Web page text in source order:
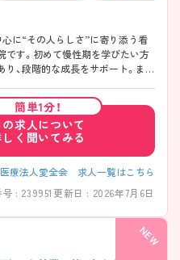
心に“その人らしさ”に寄り添う看
です。初めて慢性期を学びたい方
、段階的な成長をサポート。また
からシャトルバスがあり、年間休日
やすさも充実し、育休復帰率は
フステージに合わせて長く働ける
んケア】というベットサイドケア
ニキュアやピアノやレクリエーシ
でも喜んでくださるようなケアで、
和気あいあいと明るい雰囲気があ
。
■ 初めてでも安心の教
慢性期未経験
簡単1分！
の求人について
く聞いてみる
医療法人愛全会 求人一覧はこちら
: 239951 更新日 : 2026年7月6日